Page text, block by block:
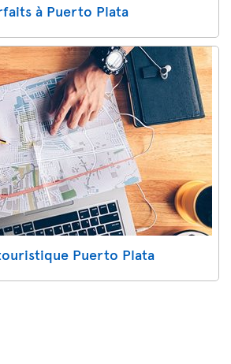
à Puerto Plata
Puerto Plata